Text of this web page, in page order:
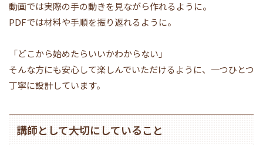
動画では実際の手の動きを見ながら作れるように。
PDFでは材料や手順を振り返れるように。
「どこから始めたらいいかわからない」
そんな方にも安心して楽しんでいただけるように、一つひとつ
丁寧に設計しています。
講師として大切にしていること